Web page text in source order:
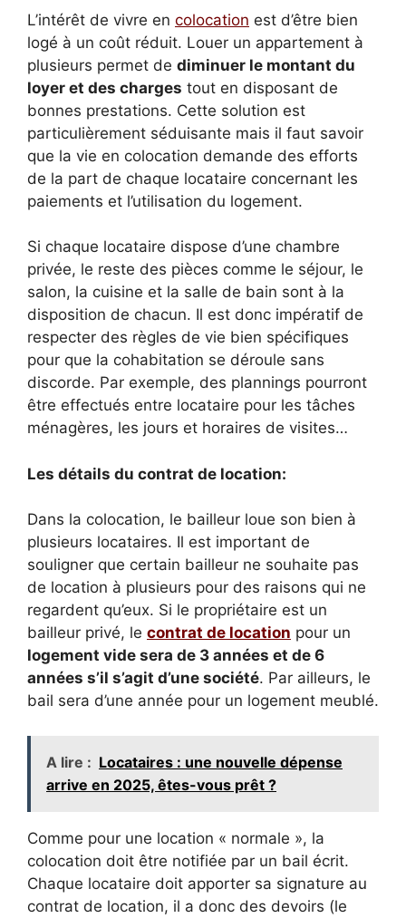
L’intérêt de vivre en colocation est d’être bien
logé à un coût réduit. Louer un appartement à
plusieurs permet de diminuer le montant du
loyer et des charges tout en disposant de
bonnes prestations. Cette solution est
particulièrement séduisante mais il faut savoir
que la vie en colocation demande des efforts
de la part de chaque locataire concernant les
paiements et l’utilisation du logement.
Si chaque locataire dispose d’une chambre
privée, le reste des pièces comme le séjour, le
salon, la cuisine et la salle de bain sont à la
disposition de chacun. Il est donc impératif de
respecter des règles de vie bien spécifiques
pour que la cohabitation se déroule sans
discorde. Par exemple, des plannings pourront
être effectués entre locataire pour les tâches
ménagères, les jours et horaires de visites…
Les détails du contrat de location:
Dans la colocation, le bailleur loue son bien à
plusieurs locataires. Il est important de
souligner que certain bailleur ne souhaite pas
de location à plusieurs pour des raisons qui ne
regardent qu’eux. Si le propriétaire est un
bailleur privé, le contrat de location pour un
logement vide sera de 3 années et de 6
années s’il s’agit d’une société. Par ailleurs, le
bail sera d’une année pour un logement meublé.
A lire : Locataires : une nouvelle dépense
arrive en 2025, êtes-vous prêt ?
Comme pour une location « normale », la
colocation doit être notifiée par un bail écrit.
Chaque locataire doit apporter sa signature au
contrat de location, il a donc des devoirs (le